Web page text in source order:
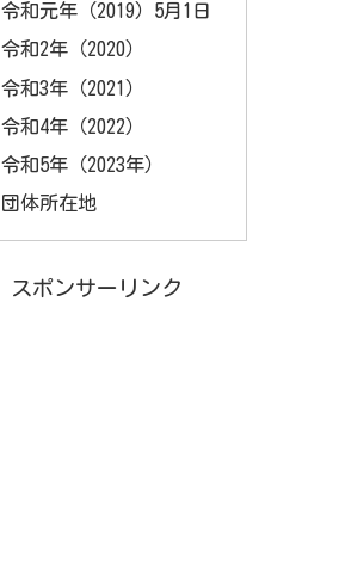
令和元年（2019）5月1日
令和2年（2020）
令和3年（2021）
令和4年（2022）
令和5年（2023年）
団体所在地
スポンサーリンク